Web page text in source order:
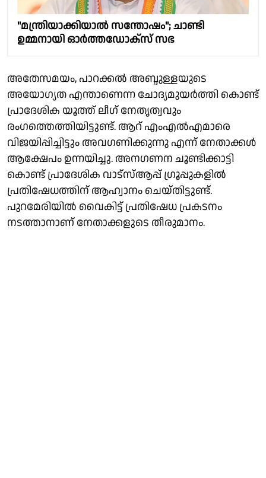
"മന്ത്രിയാക്കിയാൽ സന്തോഷം"; ചാണ്ടി
ഉമ്മനായി ഓർത്തഡോക്സ് സഭ
അതേസമയം, പാറക്കൽ അബ്ദുള്ളയുടെ
അയോഗ്യത എന്താണെന്ന ചോദ്യമുയർത്തി കൊണ്ട്
പ്രാദേശിക യൂത്ത് ലീഗ് നേതൃത്വവും
രംഗത്തെത്തിയിട്ടുണ്ട്. ആറ് എംഎൽഎമാരെ
വിജയിപ്പിച്ചിട്ടും അവഗണിക്കുന്നു എന്ന് നേതാക്കൾ
ആക്ഷേപം ഉന്നയിച്ചു. അനഗണന ചൂണ്ടിക്കാട്ടി
കൊണ്ട് പ്രാദേശിക വാട്സ്ആപ്പ് ഗ്രൂപ്പുകളിൽ
പ്രതിഷേധത്തിന് ആഹ്വാനം ചെയ്തിട്ടുണ്ട്.
പുറമേരിയിൽ വൈകിട്ട് പ്രതിഷേധ പ്രകടനം
നടത്താനാണ് നേതാക്കളുടെ തീരുമാനം.